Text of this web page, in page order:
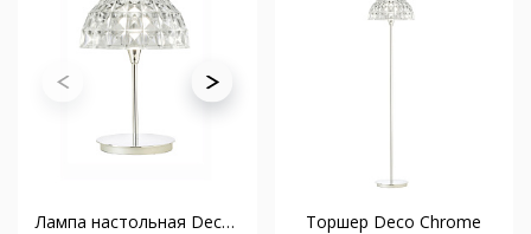
Лампа настольная Deco Chrome Торшер Deco Chrome